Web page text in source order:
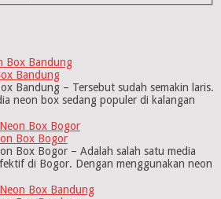
Bandung
Bandung – Tersebut sudah semakin laris.
neon box sedang populer di kalangan
Box Bogor
Box Bogor – Adalah salah satu media
di Bogor. Dengan menggunakan neon